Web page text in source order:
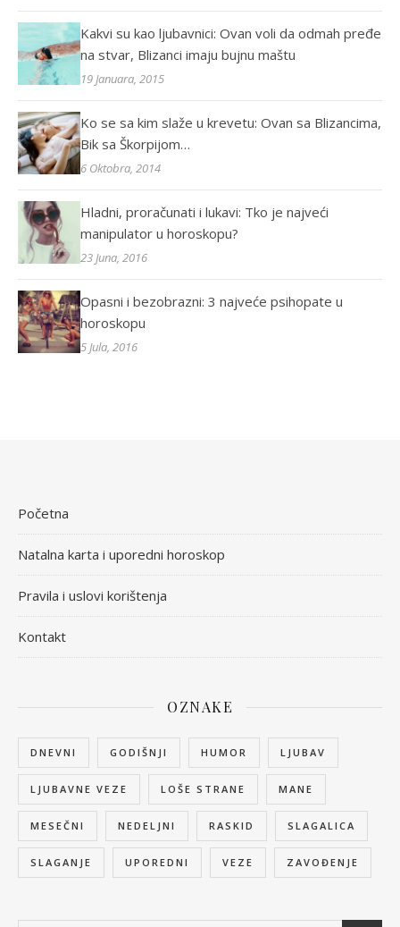
Kakvi su kao ljubavnici: Ovan voli da odmah pređe
na stvar, Blizanci imaju bujnu maštu
19 Januara, 2015
Ko se sa kim slaže u krevetu: Ovan sa Blizancima,
Bik sa Škorpijom…
6 Oktobra, 2014
Hladni, proračunati i lukavi: Tko je najveći
manipulator u horoskopu?
23 Juna, 2016
Opasni i bezobrazni: 3 najveće psihopate u
horoskopu
5 Jula, 2016
Početna
Natalna karta i uporedni horoskop
Pravila i uslovi korištenja
Kontakt
OZNAKE
DNEVNI GODIŠNJI HUMOR LJUBAV
LJUBAVNE VEZE LOŠE STRANE MANE
MESEČNI NEDELJNI RASKID SLAGALICA
SLAGANJE UPOREDNI VEZE ZAVOĐENJE